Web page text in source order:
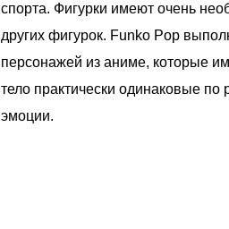
спорта. Фигурки имеют очень
других фигурок. Funko Pop
персонажей из аниме, которые
тело практически одинаковые по
эмоции.